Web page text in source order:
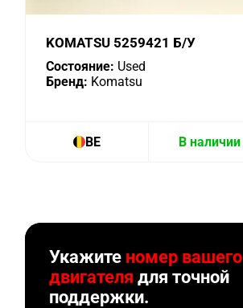
KOMATSU 5259421 Б/У
Состояние: Used
Бренд: Komatsu
BE В наличии
Укажите номер вашего
двигателя для точной
поддержки.